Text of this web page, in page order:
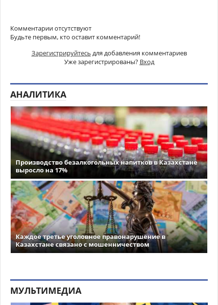
Комментарии отсутствуют
Будьте первым, кто оставит комментарий!
Зарегистрируйтесь для добавления комментариев
Уже зарегистрированы? Вход
АНАЛИТИКА
Производство безалкогольных напитков в Казахстане
выросло на 17%
Каждое третье уголовное правонарушение в
Казахстане связано с мошенничеством
МУЛЬТИМЕДИА